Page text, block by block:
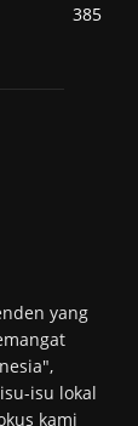
385
yang
isu lokal
kami